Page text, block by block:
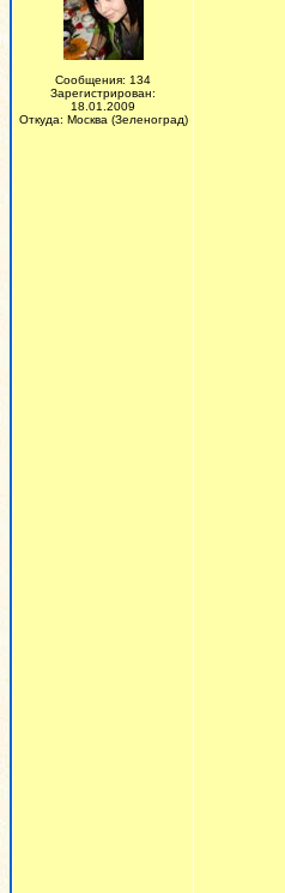
Сообщения: 134
Зарегистрирован:
18.01.2009
Откуда: Москва (Зеленоград)